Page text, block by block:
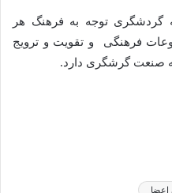
گردشگری توجه به فرهنگ هر
فرهنگی و تقویت و ترویج
صنعت گرشگری دارد.
اعضا